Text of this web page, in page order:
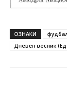
ОЗНАКИ
Дневен весник